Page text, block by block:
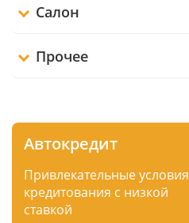
Салон
Прочее
Автокредит
Привлекательные условия
кредитования с низкой
ставкой